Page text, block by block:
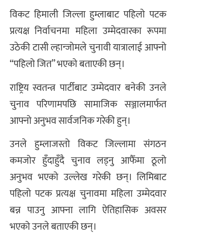
विकट हिमाली जिल्ला हुम्लाबाट पहिलो पटक
प्रत्यक्ष निर्वाचनमा महिला उम्मेदवारका रूपमा
उठेकी टासी ल्हान्जोमले चुनावी यात्रालाई आफ्नो
“पहिलो जित” भएको बताएकी छन्।
राष्ट्रिय स्वतन्त्र पार्टीबाट उम्मेदवार बनेकी उनले
चुनाव परिणामपछि सामाजिक सञ्जालमार्फत
आफ्नो अनुभव सार्वजनिक गरेकी हुन्।
उनले हुम्लाजस्तो विकट जिल्लामा संगठन
कमजोर हुँदाहुँदै चुनाव लड्नु आफैँमा ठूलो
अनुभव भएको उल्लेख गरेकी छन्। लिमिबाट
पहिलो पटक प्रत्यक्ष चुनावमा महिला उम्मेदवार
बन्न पाउनु आफ्ना लागि ऐतिहासिक अवसर
भएको उनले बताएकी छन्।